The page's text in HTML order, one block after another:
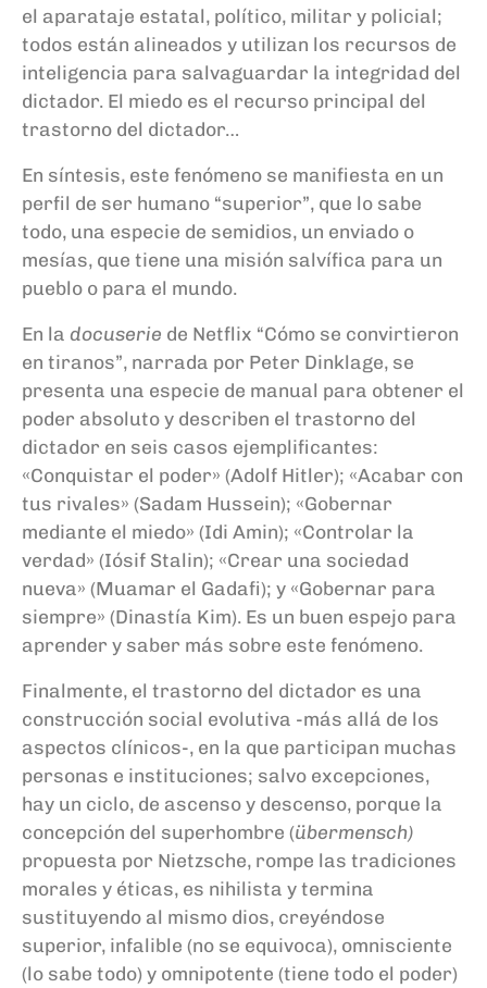
el aparataje estatal, político, militar y policial;
todos están alineados y utilizan los recursos de
inteligencia para salvaguardar la integridad del
dictador. El miedo es el recurso principal del
trastorno del dictador…
En síntesis, este fenómeno se manifiesta en un
perfil de ser humano “superior”, que lo sabe
todo, una especie de semidios, un enviado o
mesías, que tiene una misión salvífica para un
pueblo o para el mundo.
En la docuserie de Netflix “Cómo se convirtieron
en tiranos”, narrada por Peter Dinklage, se
presenta una especie de manual para obtener el
poder absoluto y describen el trastorno del
dictador en seis casos ejemplificantes:
«Conquistar el poder» (Adolf Hitler); «Acabar con
tus rivales» (Sadam Hussein); «Gobernar
mediante el miedo» (Idi Amin); «Controlar la
verdad» (Iósif Stalin); «Crear una sociedad
nueva» (Muamar el Gadafi); y «Gobernar para
siempre» (Dinastía Kim). Es un buen espejo para
aprender y saber más sobre este fenómeno.
Finalmente, el trastorno del dictador es una
construcción social evolutiva -más allá de los
aspectos clínicos-, en la que participan muchas
personas e instituciones; salvo excepciones,
hay un ciclo, de ascenso y descenso, porque la
concepción del superhombre (übermensch)
propuesta por Nietzsche, rompe las tradiciones
morales y éticas, es nihilista y termina
sustituyendo al mismo dios, creyéndose
superior, infalible (no se equivoca), omnisciente
(lo sabe todo) y omnipotente (tiene todo el poder)